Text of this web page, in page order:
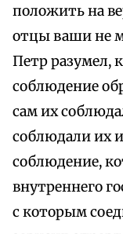
положить на
отцы ваши не
Петр разумел,
соблюдение
сам их
соблюдали их
соблюдение,
внутреннего
с которым